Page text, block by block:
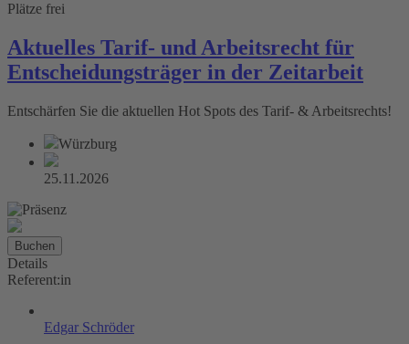
Plätze frei
Aktuelles Tarif- und Arbeitsrecht für
Entscheidungsträger in der Zeitarbeit
Entschärfen Sie die ­aktuellen Hot Spots des Tarif- & Arbeitsrechts!
Würzburg
25.11.2026
Buchen
Details
Referent:in
Edgar Schröder